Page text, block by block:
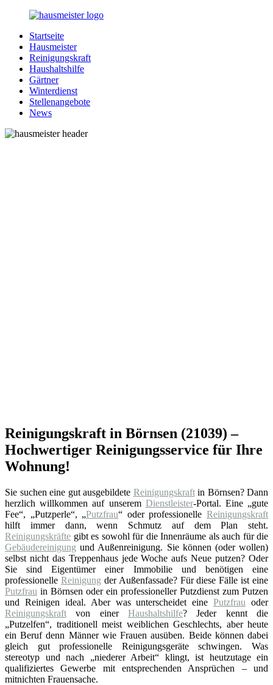
Zurück
Inhalt
Hausmeister.de
Alles
rund
Ihren
Haushalt
Startseite
Hausmeister
Reinigungskraft
Haushaltshilfe
Gärtner
Winterdienst
Stellenangebote
News
Reinigungskraft in Börnsen (21039) –
Hochwertiger Reinigungsservice für Ihre
Wohnung!
Sie suchen eine gut ausgebildete Reinigungskraftin Börnsen? Dann
herzlich willkommen auf unserem Dienstleister-Portal. Eine „gute
Fee“, „Putzperle“, „Putzfrau“ oder professionelleReinigungskraft
hilft immer dann, wenn Schmutz auf dem Plan steht.
Reinigungskräfte gibt es sowohl für die Innenräume als auch für die
Gebäudereinigung und Außenreinigung. Sie können (oder wollen)
selbst nicht das Treppenhaus jede Woche aufs Neue putzen? Oder
Sie sind Eigentümer einer Immobilie und benötigen eine
professionelle Reinigung der Außenfassade? Für diese Fälle ist eine
Putzfrau in Börnsen oder ein professioneller Putzdienst zum Putzen
und Reinigen ideal. Aber was unterscheidet einePutzfrau oder
Reinigungskraft von einer Haushaltshilfe? Jeder kennt die
„Putzelfen“, traditionell meist weiblichen Geschlechts, aber heute
ein Beruf denn Männer wie Frauen ausüben. Beide können dabei
gleich gut professionelle Reinigungsgeräte schwingen. Was
stereotyp und nach „niederer Arbeit“ klingt, ist heutzutage ein
qualifiziertes Gewerbe mit entsprechenden Ansprüchen – und
mitnichten Frauensache.